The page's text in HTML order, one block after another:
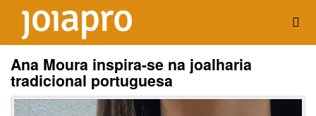
Ana Moura inspira-se na joalharia
tradicional portuguesa